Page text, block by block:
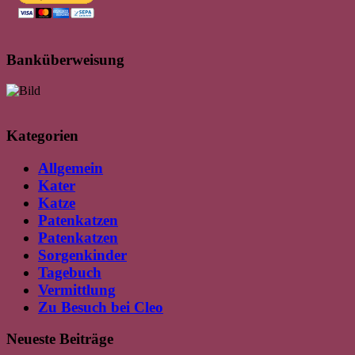
Banküberweisung
Kategorien
Allgemein
Kater
Katze
Patenkatzen
Patenkatzen
Sorgenkinder
Tagebuch
Vermittlung
Zu Besuch bei Cleo
Neueste Beiträge